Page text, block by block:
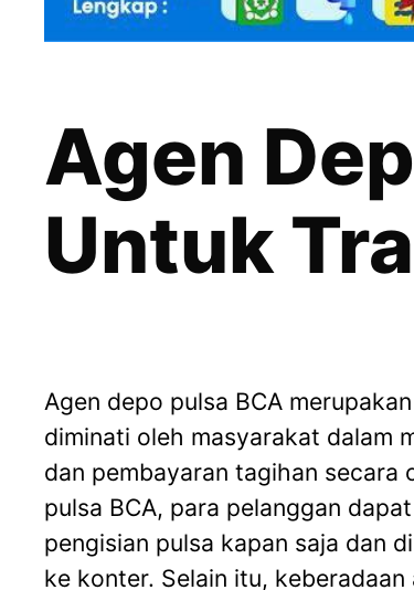
Agen
Untuk
Agen depo pulsa BCA
diminati oleh masyarakat dalam
dan pembayaran tagihan secara
pulsa BCA, para pelanggan
pengisian pulsa kapan saja dan
ke konter. Selain itu,